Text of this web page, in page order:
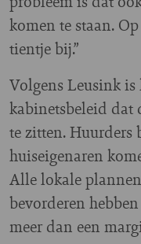
komen te staan.
tientje bij.”
Volgens Leusink
kabinetsbeleid dat
te zitten. Huurders
huiseigenaren
Alle lokale
bevorderen
meer dan een